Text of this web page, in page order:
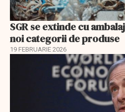
SGR se extinde cu
noi categorii de produse
19 FEBRUARIE 2026